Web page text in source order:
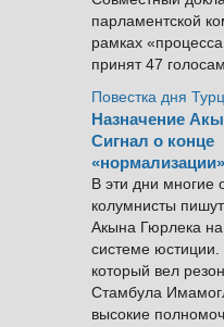
парламентской
рамках
принят 47
Повестка дня
Назначение
Сигнал о конце
«нормализации»
В эти дни многие
колумнисты
Акына Гюрлека
системе юстиции.
который вел
Стамбула
высокие